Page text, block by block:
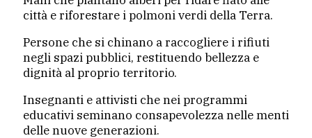
città e riforestare i polmoni verdi della Terra.
Persone che si chinano a raccogliere i rifiuti
negli spazi pubblici, restituendo bellezza e
dignità al proprio territorio.
Insegnanti e attivisti che nei programmi
educativi seminano consapevolezza nelle menti
delle nuove generazioni.